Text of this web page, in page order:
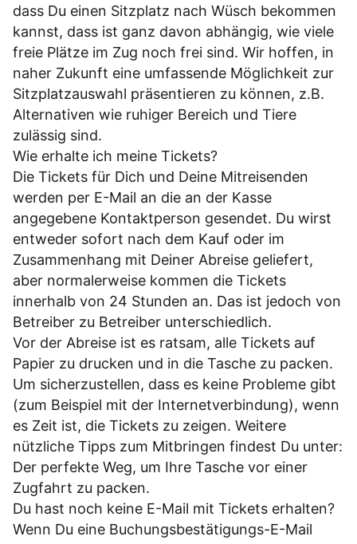
dass Du einen Sitzplatz nach Wüsch bekommen
kannst, dass ist ganz davon abhängig, wie viele
freie Plätze im Zug noch frei sind. Wir hoffen, in
naher Zukunft eine umfassende Möglichkeit zur
Sitzplatzauswahl präsentieren zu können, z.B.
Alternativen wie ruhiger Bereich und Tiere
zulässig sind.
Wie erhalte ich meine Tickets?
Die Tickets für Dich und Deine Mitreisenden
werden per E-Mail an die an der Kasse
angegebene Kontaktperson gesendet. Du wirst
entweder sofort nach dem Kauf oder im
Zusammenhang mit Deiner Abreise geliefert,
aber normalerweise kommen die Tickets
innerhalb von 24 Stunden an. Das ist jedoch von
Betreiber zu Betreiber unterschiedlich.
Vor der Abreise ist es ratsam, alle Tickets auf
Papier zu drucken und in die Tasche zu packen.
Um sicherzustellen, dass es keine Probleme gibt
(zum Beispiel mit der Internetverbindung), wenn
es Zeit ist, die Tickets zu zeigen. Weitere
nützliche Tipps zum Mitbringen findest Du unter:
Der perfekte Weg, um Ihre Tasche vor einer
Zugfahrt zu packen.
Du hast noch keine E-Mail mit Tickets erhalten?
Wenn Du eine Buchungsbestätigungs-E-Mail